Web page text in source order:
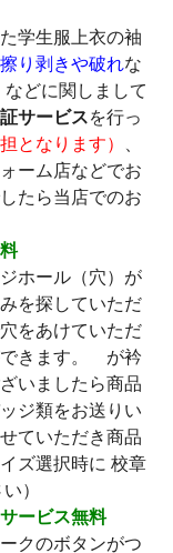
学生服上衣の袖
り剥きや破れな
どに関しまして
サービスを行っ
となります）
ーム店などでお
たら当店でのお
ホール（穴）が
を探していただ
をあけていただ
できます。 が衿
いましたら商品
ジ類をお送りい
ていただき商品
ズ選択時に 校章
い）
ービス無料
クのボタンがつ